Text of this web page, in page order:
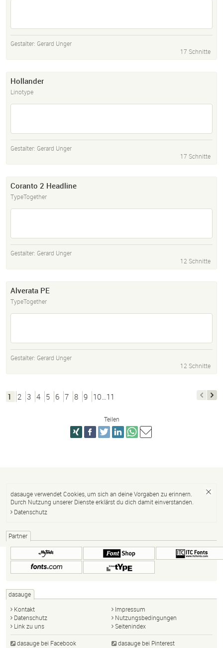
Gestalter: Gerard Unger
17 Schnitte
Hollander
Linotype
Gestalter: Gerard Unger
17 Schnitte
Coranto 2 Headline
TypeTogether
Gestalter: Gerard Unger
12 Schnitte
Alverata PE
TypeTogether
Gestalter: Gerard Unger
12 Schnitte
1 2 3 4 5 6 7 8 9 10…11
Teilen
dasauge verwendet Cookies, um sich an deine Vorgaben zu erinnern.
Durch Nutzung unserer Dienste erklärst du dich damit einverstanden.
Datenschutz
Partner
dasauge
Kontakt
Impressum
Datenschutz
Nutzungsbedingungen
Link zu uns
Seitenindex
dasauge bei Facebook dasauge bei Pinterest